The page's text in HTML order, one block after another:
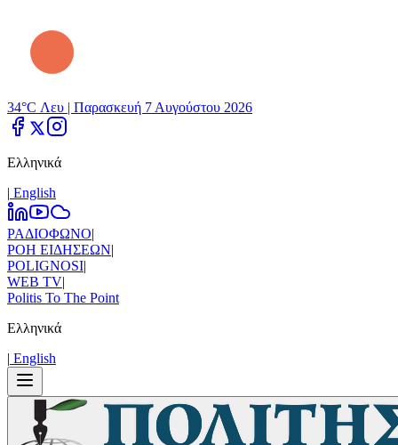
34°C Λευ | Παρασκευή 7 Αυγούστου 2026
Ελληνικά
| Εnglish
ΡΑΔΙΟΦΩΝΟ|
ΡΟΗ ΕΙΔΗΣΕΩΝ|
POLIGNOSI|
WEB TV|
Politis To The Point
Ελληνικά
| Εnglish